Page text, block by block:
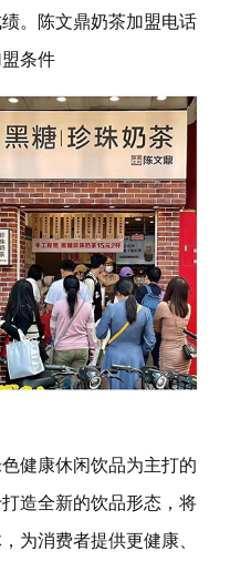
。陈文鼎奶茶加盟电话
条件
健康休闲饮品为主打的
造全新的饮品形态，将
为消费者提供更健康、